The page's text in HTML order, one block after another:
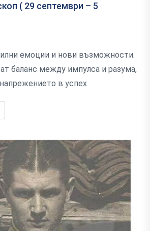
( 29 септември – 5
емоции и нови възможности.
баланс между импулса и разума,
в успех